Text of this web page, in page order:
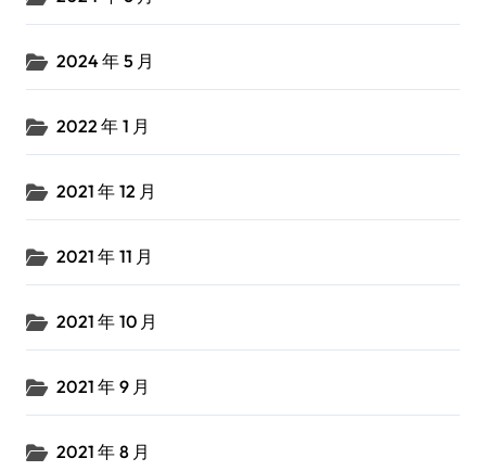
2024 年 5 月
2022 年 1 月
2021 年 12 月
2021 年 11 月
2021 年 10 月
2021 年 9 月
2021 年 8 月